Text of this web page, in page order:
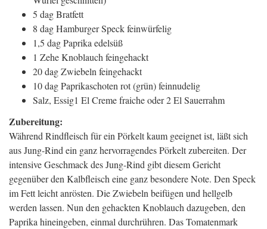
5 dag Bratfett
8 dag Hamburger Speck feinwürfelig
1,5 dag Paprika edelsüß
1 Zehe Knoblauch feingehackt
20 dag Zwiebeln feingehackt
10 dag Paprikaschoten rot (grün) feinnudelig
Salz, Essig1 El Creme fraiche oder 2 El Sauerrahm
Zubereitung:
Während Rindfleisch für ein Pörkelt kaum geeignet ist, läßt sich
aus Jung-Rind ein ganz hervorragendes Pörkelt zubereiten. Der
intensive Geschmack des Jung-Rind gibt diesem Gericht
gegenüber den Kalbfleisch eine ganz besondere Note. Den Speck
im Fett leicht anrösten. Die Zwiebeln beifügen und hellgelb
werden lassen. Nun den gehackten Knoblauch dazugeben, den
Paprika hineingeben, einmal durchrühren. Das Tomatenmark